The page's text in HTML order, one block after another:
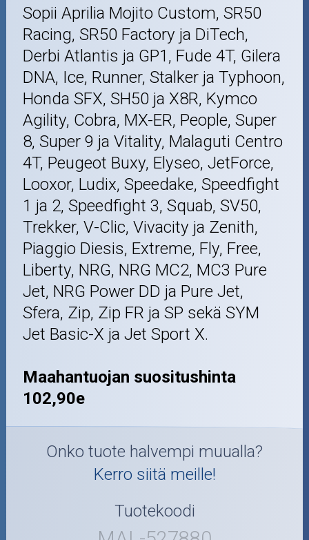
Sopii Aprilia Mojito Custom, SR50
Racing, SR50 Factory ja DiTech,
Derbi Atlantis ja GP1, Fude 4T, Gilera
DNA, Ice, Runner, Stalker ja Typhoon,
Honda SFX, SH50 ja X8R, Kymco
Agility, Cobra, MX-ER, People, Super
8, Super 9 ja Vitality, Malaguti Centro
4T, Peugeot Buxy, Elyseo, JetForce,
Looxor, Ludix, Speedake, Speedfight
1 ja 2, Speedfight 3, Squab, SV50,
Trekker, V-Clic, Vivacity ja Zenith,
Piaggio Diesis, Extreme, Fly, Free,
Liberty, NRG, NRG MC2, MC3 Pure
Jet, NRG Power DD ja Pure Jet,
Sfera, Zip, Zip FR ja SP sekä SYM
Jet Basic-X ja Jet Sport X.
Maahantuojan suositushinta
102,90e
Onko tuote halvempi muualla?
Kerro siitä meille!
Tuotekoodi